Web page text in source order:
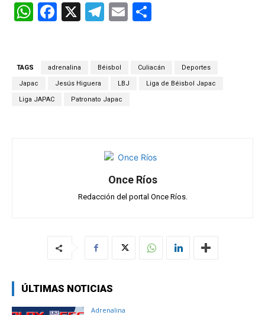
W
A
p
F
b
o
X
T
gr
m
E
p
ar
TAGS adrenalina Béisbol Culiacán Deportes
Japac Jesús Higuera LBJ Liga de Béisbol Japac
Liga JAPAC Patronato Japac
Once Ríos
Redacción del portal Once Ríos.
ÚLTIMAS NOTICIAS
Adrenalina